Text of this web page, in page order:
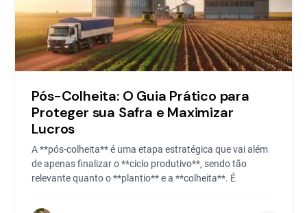
Pós-Colheita: O Guia Prático para
Proteger sua Safra e Maximizar
Lucros
A **pós-colheita** é uma etapa estratégica que vai além
de apenas finalizar o **ciclo produtivo**, sendo tão
relevante quanto o **plantio** e a **colheita**. É